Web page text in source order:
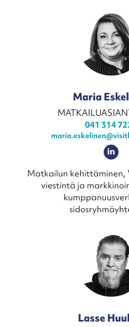
Maria
041 314
Matkailun kehittäminen,
viestintä ja
Lasse